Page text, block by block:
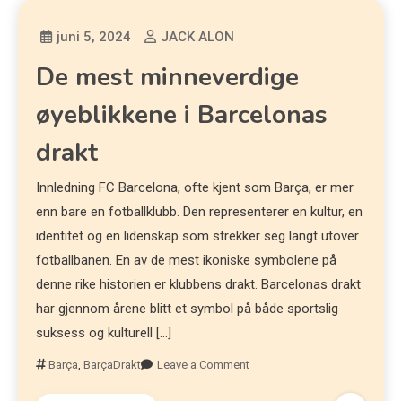
juni 5, 2024 JACK ALON
De mest minneverdige
øyeblikkene i Barcelonas
drakt
Innledning FC Barcelona, ofte kjent som Barça, er mer
enn bare en fotballklubb. Den representerer en kultur, en
identitet og en lidenskap som strekker seg langt utover
fotballbanen. En av de mest ikoniske symbolene på
denne rike historien er klubbens drakt. Barcelonas drakt
har gjennom årene blitt et symbol på både sportslig
suksess og kulturell […]
Barça,BarçaDrakt Leave a Comment